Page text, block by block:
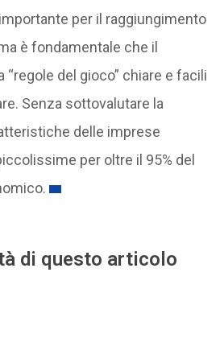
per il raggiungimento
è fondamentale che il
del gioco” chiare e facili
Senza sottovalutare la
delle imprese
per oltre il 95% del
di questo articolo